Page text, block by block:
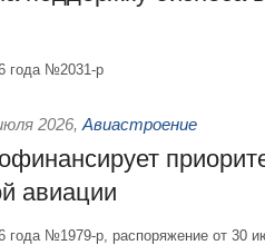
года №2031-р
2026, Авиастроение
авиации
года №1979-р, распоряжение от 30